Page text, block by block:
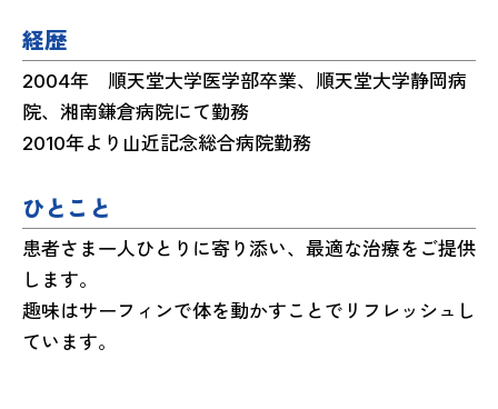
経歴
2004年 順天堂大学医学部卒業、順天堂大学静岡病
院、湘南鎌倉病院にて勤務
2010年より山近記念総合病院勤務
ひとこと
患者さま一人ひとりに寄り添い、最適な治療をご提供
します。
趣味はサーフィンで体を動かすことでリフレッシュし
ています。